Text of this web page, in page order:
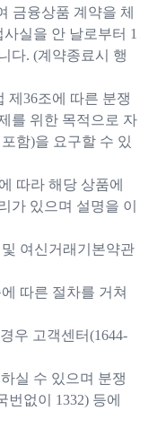
금융상품 계약을 체
실을 안 날로부터 1
다. (계약종료시 행
제36조에 따른 분쟁
를 위한 목적으로 자
함)을 요구할 수 있
따라 해당 상품에
가 있으며 설명을 이
여신거래기본약관
따른 절차를 거쳐
우 고객센터(1644-
하실 수 있으며 분쟁
없이 1332) 등에